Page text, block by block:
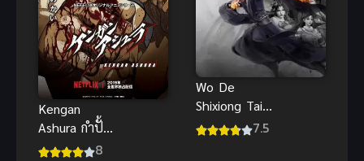
Kengan
Ashura กำปั้น
อสูร โทคิตะ8
Wo De
Shixiong Tai
Qiang Le (My
7.5